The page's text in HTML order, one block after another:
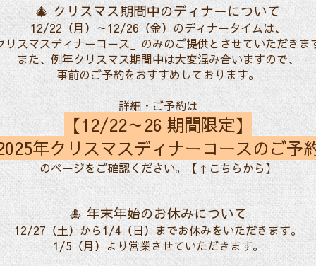
🎄 クリスマス期間中のディナーについて
12/22（月）～12/26（金）のディナータイムは、
リスマスディナーコース」のみのご提供とさせていただきま
また、例年クリスマス期間中は大変混み合いますので、
事前のご予約をおすすめしております。
詳細・ご予約は
【12/22～26 期間限定】
年クリスマスディナーコースのご予
のページをご確認ください。【↑こちらから】
🎍 年末年始のお休みについて
12/27（土）から1/4（日）までお休みをいただきます。
1/5（月）より営業させていただきます。